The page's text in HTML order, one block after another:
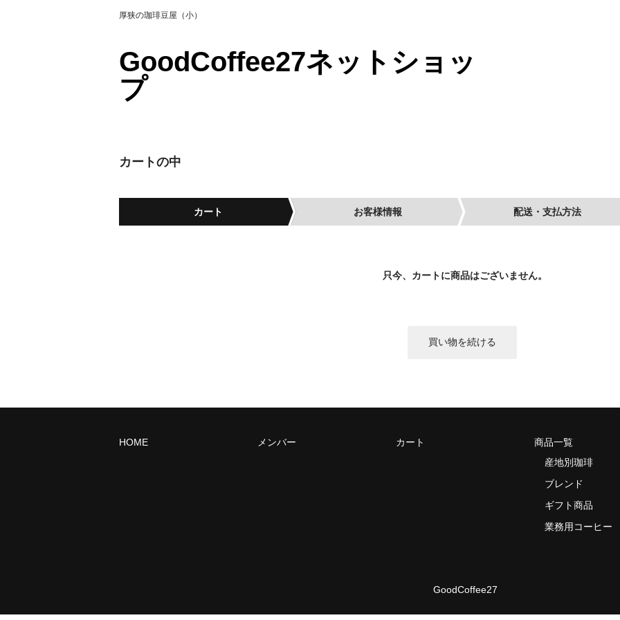
厚狭の珈琲豆屋（小）
GoodCoffee27ネットショッ
プ
カートの中
カート お客様情報 配送・支払方法
只今、カートに商品はございません。
HOME メンバー カート
商品一覧
産地別珈琲
ブレンド
ギフト商品
業務用コーヒー
GoodCoffee27